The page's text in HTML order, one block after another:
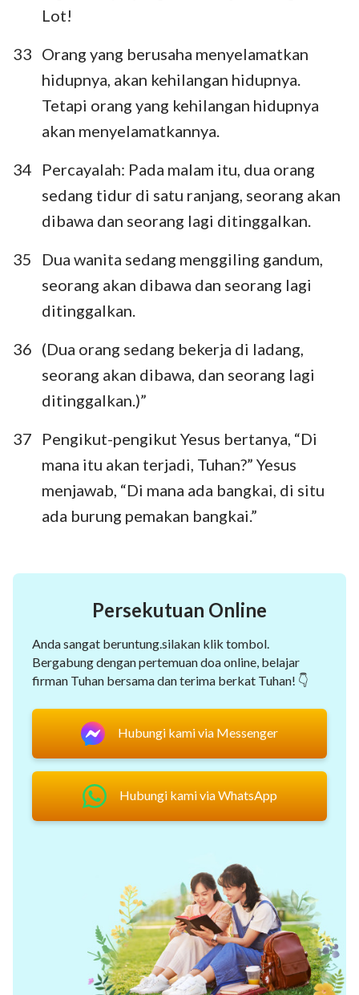
Lot!
33 Orang yang berusaha menyelamatkan
hidupnya, akan kehilangan hidupnya.
Tetapi orang yang kehilangan hidupnya
akan menyelamatkannya.
34
Percayalah: Pada malam itu, dua orang
sedang tidur di satu ranjang, seorang akan
dibawa dan seorang lagi ditinggalkan.
35
Dua wanita sedang menggiling gandum,
seorang akan dibawa dan seorang lagi
ditinggalkan.
36 (Dua orang sedang bekerja di ladang,
seorang akan dibawa, dan seorang lagi
ditinggalkan.)”
37
Pengikut-pengikut Yesus bertanya, “Di
mana itu akan terjadi, Tuhan?” Yesus
menjawab, “Di mana ada bangkai, di situ
ada burung pemakan bangkai.”
Persekutuan Online
Anda sangat beruntung.silakan klik tombol.
Bergabung dengan pertemuan doa online, belajar
firman Tuhan bersama dan terima berkat Tuhan! 👇
Hubungi kami via Messenger
Hubungi kami via WhatsApp